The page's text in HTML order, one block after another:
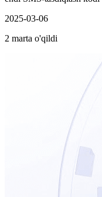
2025-03-06
2 marta o'qildi